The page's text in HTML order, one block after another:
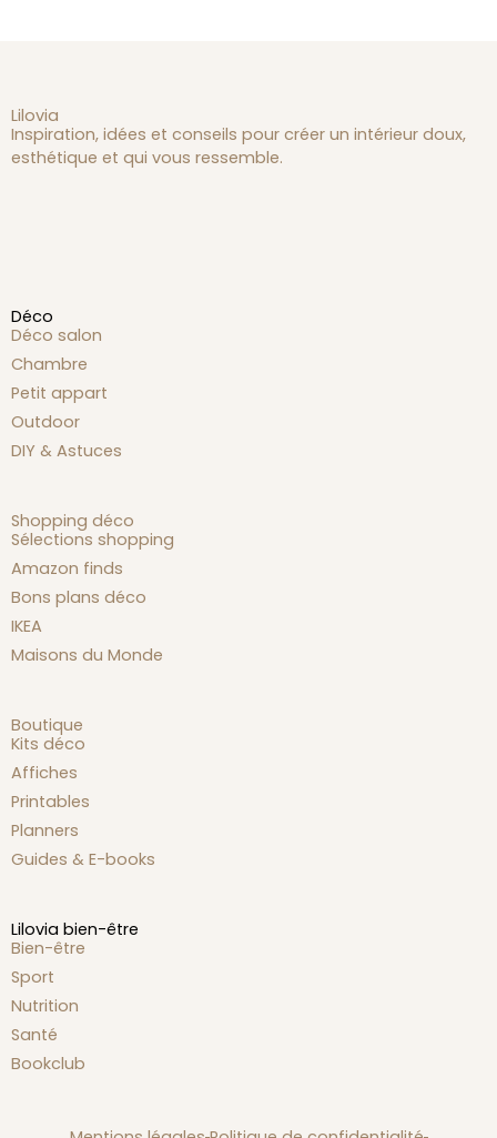
Lilovia
Inspiration, idées et conseils pour créer un intérieur doux,
esthétique et qui vous ressemble.
Déco
Déco salon
Chambre
Petit appart
Outdoor
DIY & Astuces
Shopping déco
Sélections shopping
Amazon finds
Bons plans déco
IKEA
Maisons du Monde
Boutique
Kits déco
Affiches
Printables
Planners
Guides & E-books
Lilovia bien-être
Bien-être
Sport
Nutrition
Santé
Bookclub